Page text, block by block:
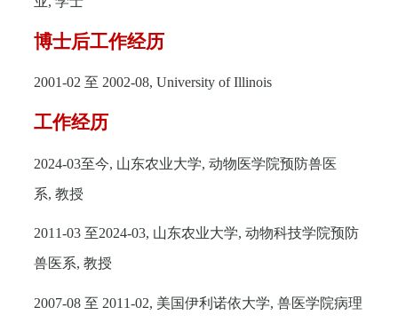
博士后工作经历
2001-02 至 2002-08, University of Illinois
工作经历
2024-03至今, 山东农业大学, 动物医学院预防兽医
系, 教授
2011-03 至2024-03, 山东农业大学, 动物科技学院预防
兽医系, 教授
2007-08 至 2011-02, 美国伊利诺依大学, 兽医学院病理